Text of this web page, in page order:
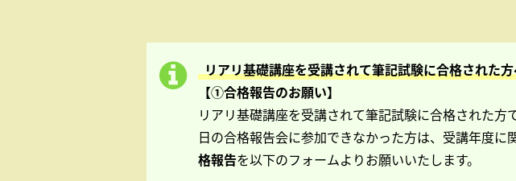
リアリ基礎講座を受講されて筆記試験に合格された
【①合格報告のお願い】
リアリ基礎講座を受講されて筆記試験に合格された方
日の合格報告会に参加できなかった方は、受講年度に
格報告を以下のフォームよりお願いいたします。